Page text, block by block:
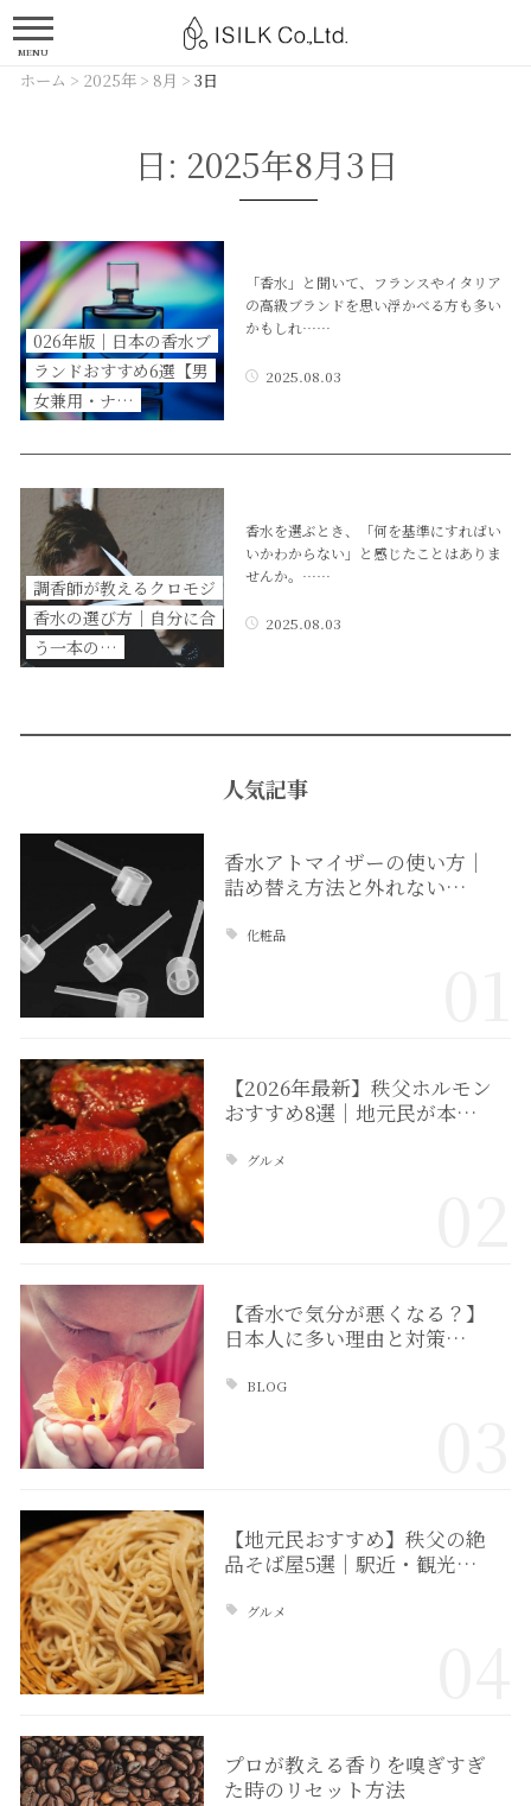
MENU
ホーム > 2025年> 8月 > 3日
日: 2025年8月3日
026年版｜日本の香水ブ
ランドおすすめ6選【男
女兼用・ナ…
「香水」と聞いて、フランスやイタリア
の高級ブランドを思い浮かべる方も多い
かもしれ……
2025.08.03
調香師が教えるクロモジ
香水の選び方｜自分に合
う一本の…
香水を選ぶとき、「何を基準にすればい
いかわからない」と感じたことはありま
せんか。……
2025.08.03
人気記事
香水アトマイザーの使い方｜
詰め替え方法と外れない…
化粧品
【2026年最新】秩父ホルモン
おすすめ8選｜地元民が本…
グルメ
【香水で気分が悪くなる？】
日本人に多い理由と対策…
BLOG
【地元民おすすめ】秩父の絶
品そば屋5選｜駅近・観光…
グルメ
プロが教える香りを嗅ぎすぎ
た時のリセット方法